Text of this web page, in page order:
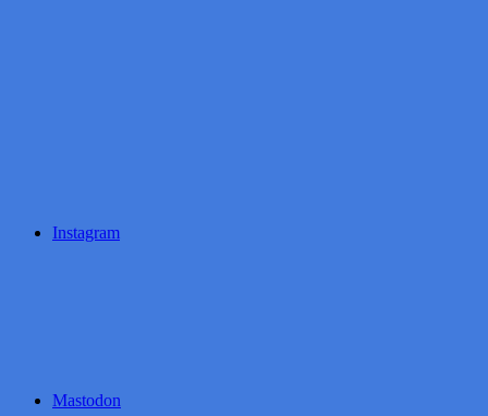
Instagram
Mastodon